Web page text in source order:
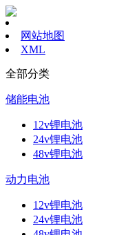
网站地图
XML
全部分类
储能电池
12v锂电池
24v锂电池
48v锂电池
动力电池
12v锂电池
24v锂电池